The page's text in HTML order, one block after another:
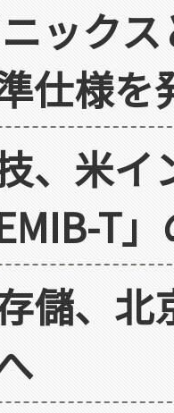
ック
仕様を
、米イ
T
儲、北